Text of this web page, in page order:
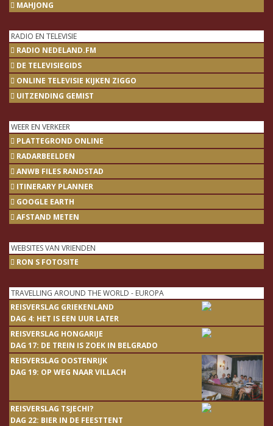
MAHJONG
RADIO EN TELEVISIE
RADIO NEDELAND.FM
DE TELEVISIEGIDS
ONLINE TELEVISIE KIJKEN ZIGGO
UITZENDING GEMIST
WEER EN VERKEER
PLATTEGROND ONLINE
RADARBEELDEN
ANWB FILES RANDSTAD
ITINERARY PLANNER
GOOGLE EARTH
AFSTAND METEN
WEBSITES VAN VRIENDEN
RON S FOTOSITE
TRAVELLING AROUND THE WORLD - EUROPA
REISVERSLAG GRIEKENLAND
DAG 4: HET IS EEN UUR LATER
REISVERSLAG HONGARIJE
DAG 17: DE TREIN IS ZOEK IN BELGRADO
REISVERSLAG OOSTENRIJK
DAG 19: OP WEG NAAR VILLACH
REISVERSLAG TSJECHI?
DAG 22: BIER IN DE FEESTTENT